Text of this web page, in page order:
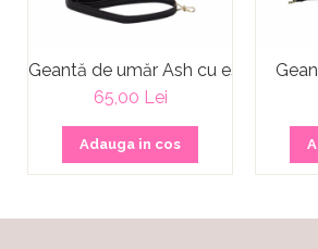
Geantă de umăr Ash cu eșarfă
65,00 Lei
Adauga in cos